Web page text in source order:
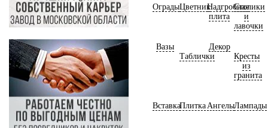
ОградыЦветникНадгробная
плита
Столики
и
лавочки
Вазы
Таблички
Декор
Кресты
из
гранита
ВставкаПлитка АнгелыЛампады